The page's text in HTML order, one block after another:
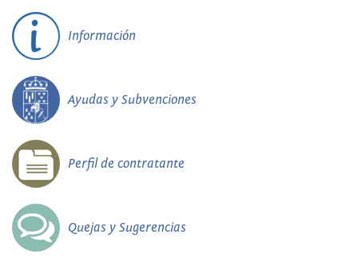
Información
Ayudas y Subvenciones
Perfil de contratante
Quejas y Sugerencias